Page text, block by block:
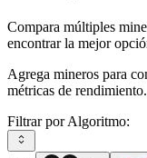
Compara múltiples
encontrar la mejor
Agrega mineros para
métricas de rendimiento.
Filtrar por Algoritmo: